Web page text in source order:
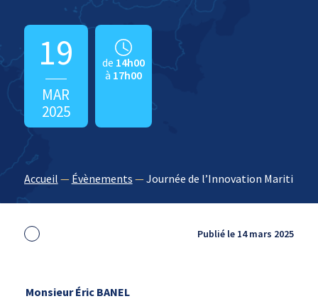
19
MAR
2025
de 14h00
à 17h00
Accueil — Évènements —Journée de l’Innovation Maritime :
Publié le 14 mars 2025
Monsieur Éric BANEL